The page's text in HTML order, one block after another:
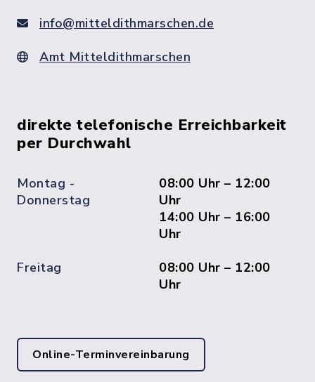
info@mitteldithmarschen.de
Amt Mitteldithmarschen
direkte telefonische Erreichbarkeit
per Durchwahl
Montag -
Donnerstag
08:00 Uhr – 12:00
Uhr
14:00 Uhr – 16:00
Uhr
Freitag
08:00 Uhr – 12:00
Uhr
Online-Terminvereinbarung